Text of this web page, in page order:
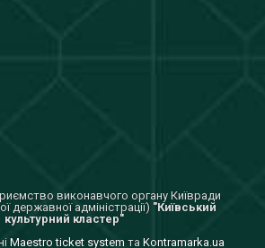
виконавчого органу Київради
державної адміністрації) "Київський
культурний кластер"
Maestro ticket system та Kontramarka.ua